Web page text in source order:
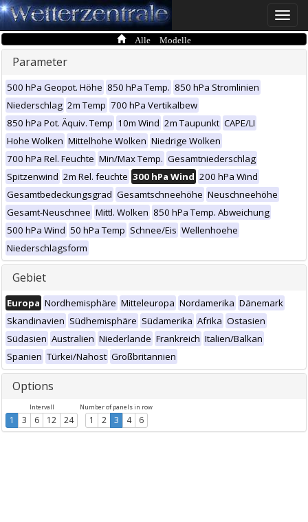
Toggle
Alle Modelle
Parameter
500 hPa Geopot. Höhe 850 hPa Temp. 850 hPa Stromlinien
Niederschlag 2m Temp 700 hPa Vertikalbew
850 hPa Pot. Äquiv. Temp 10m Wind 2m Taupunkt CAPE/LI
Hohe Wolken Mittelhohe Wolken Niedrige Wolken
700 hPa Rel. Feuchte Min/Max Temp. Gesamtniederschlag
Spitzenwind 2m Rel. feuchte 300 hPa Wind 200 hPa Wind
Gesamtbedeckungsgrad Gesamtschneehöhe Neuschneehöhe
Gesamt-Neuschnee Mittl. Wolken 850 hPa Temp. Abweichung
500 hPa Wind 50 hPa Temp Schnee/Eis Wellenhoehe
Niederschlagsform
Gebiet
Europa Nordhemisphäre Mitteleuropa Nordamerika Dänemark
Skandinavien Südhemisphäre Südamerika Afrika Ostasien
Südasien Australien Niederlande Frankreich Italien/Balkan
Spanien Türkei/Nahost Großbritannien
Options
Intervall
1 3 6 12 24
Number of panels in row
1 2 3 4 6